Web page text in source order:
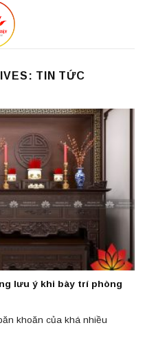
TIN TỨC
lưu ý khi bày trí phòng
khoăn của khá nhiều